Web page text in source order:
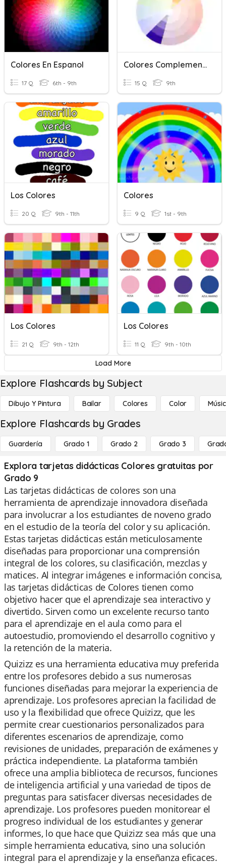
Colores En Espanol
17 Q 6th - 9th
Colores Complementarios Y Composición
15 Q 9th
Los Colores
20 Q 9th - 11th
Colores
9 Q 1st - 9th
Los Colores
21 Q 9th - 12th
Los Colores
11 Q 9th - 10th
Load More
Explore Flashcards by Subject
Dibujo Y Pintura Bailar Colores Color
Explore Flashcards by Grades
Guardería Grado 1 Grado 2 Grado 3
Explora tarjetas didácticas Colores gratuitas por
Grado 9
Las tarjetas didácticas de colores son una
herramienta de aprendizaje innovadora diseñada
para involucrar a los estudiantes de noveno grado
en el estudio de la teoría del color y su aplicación.
Estas tarjetas didácticas están meticulosamente
diseñadas para proporcionar una comprensión
integral de los colores, su clasificación, mezclas y
matices. Al integrar imágenes e información concisa,
las tarjetas didácticas de Colores tienen como
objetivo hacer que el aprendizaje sea interactivo y
divertido. Sirven como un excelente recurso tanto
para el aprendizaje en el aula como para el
autoestudio, promoviendo el desarrollo cognitivo y
la retención de la materia.
Quizizz es una herramienta educativa muy preferida
entre los profesores debido a sus numerosas
funciones diseñadas para mejorar la experiencia de
aprendizaje. Los profesores aprecian la facilidad de
uso y la flexibilidad que ofrece Quizizz, que les
permite crear cuestionarios personalizados para
diferentes escenarios de aprendizaje, como
revisiones de unidades, preparación de exámenes y
práctica independiente. La plataforma también
ofrece una amplia biblioteca de recursos, funciones
de inteligencia artificial y una variedad de tipos de
preguntas para satisfacer diversas necesidades de
aprendizaje. Los profesores pueden monitorear el
progreso individual de los estudiantes y generar
informes, lo que hace que Quizizz sea más que una
simple herramienta educativa, sino una solución
integral para el aprendizaje y la enseñanza eficaces.